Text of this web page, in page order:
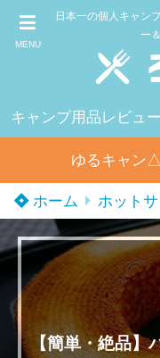
MENU
日本一の個人キャン
ー
キャンプ用品レビュー
ゆるキャン
ホーム ホット
【簡単・絶品】